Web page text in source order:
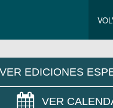
VER EDICIONES
VER